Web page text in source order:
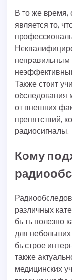
В то же время,
является то,
неправильным
Также стоит
обследования
от внешних
препятствий,
радиосигналы.
Кому
различных
быть полезно
для небольших
быстрое
также
медицинских